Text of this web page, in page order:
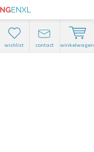
wishlist contact winkelwagen